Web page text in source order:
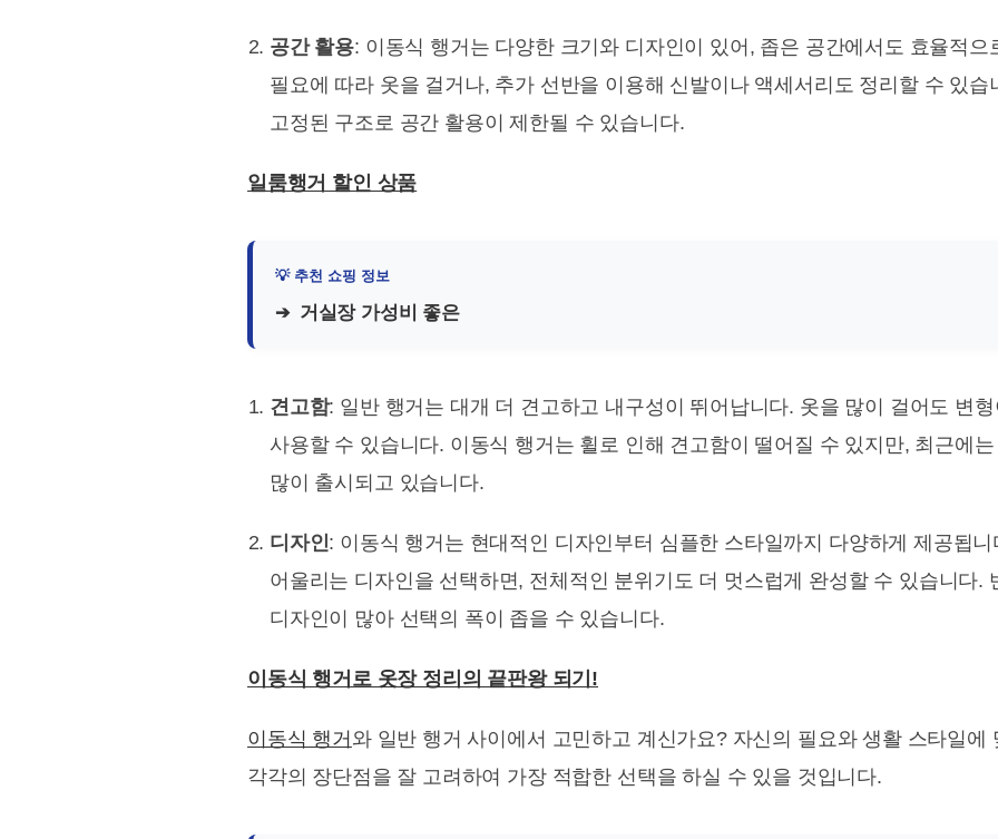
공간 활용: 이동식 행거는 다양한 크기와 디자인이 있어, 좁은 공간에서도 효율적으
필요에 따라 옷을 걸거나, 추가 선반을 이용해 신발이나 액세서리도 정리할 수 있습
고정된 구조로 공간 활용이 제한될 수 있습니다.
일룸행거 할인 상품
거실장 가성비 좋은
견고함: 일반 행거는 대개 더 견고하고 내구성이 뛰어납니다. 옷을 많이 걸어도 변
사용할 수 있습니다. 이동식 행거는 휠로 인해 견고함이 떨어질 수 있지만, 최근에
많이 출시되고 있습니다.
디자인: 이동식 행거는 현대적인 디자인부터 심플한 스타일까지 다양하게 제공됩
어울리는 디자인을 선택하면, 전체적인 분위기도 더 멋스럽게 완성할 수 있습니다.
디자인이 많아 선택의 폭이 좁을 수 있습니다.
이동식 행거로 옷장 정리의 끝판왕 되기!
이동식 행거 와 일반 행거 사이에서 고민하고 계신가요? 자신의 필요와 생활 스타일에
각각의 장단점을 잘 고려하여 가장 적합한 선택을 하실 수 있을 것입니다.